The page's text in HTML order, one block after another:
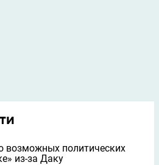
возможных политических
из-за Даку